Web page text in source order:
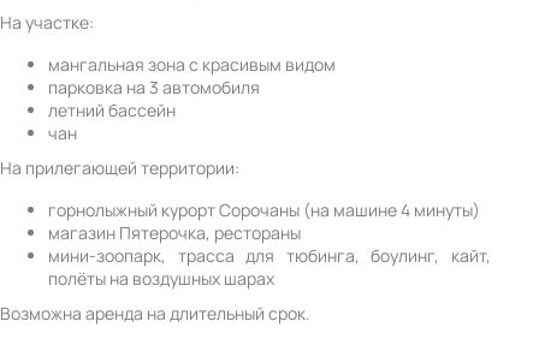
На участке:
мангальная зона с красивым видом
парковка на 3 автомобиля
летний бассейн
чан
На прилегающей территории:
горнолыжный курорт Сорочаны (на машине 4 минуты)
магазин Пятерочка, рестораны
мини-зоопарк, трасса для тюбинга, боулинг, кайт,
полёты на воздушных шарах
Возможна аренда на длительный срок.